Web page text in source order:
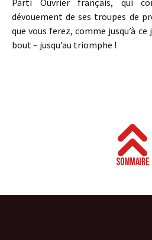
Parti Ouvrier français, qui
dévouement de ses troupes de
que vous ferez, comme jusqu’à ce
bout – jusqu’au triomphe !